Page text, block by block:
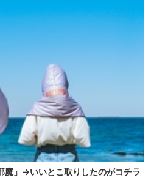
魔」→いいとこ取りしたのがコチラ